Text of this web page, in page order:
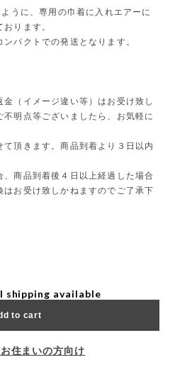
うに、専用の巾着に入れエアーに
ります。
パクトでの発送となります。
（イメージ違い等）はお受け致し
明点等ございましたら、お気軽に
頂きます。商品到着より３日以内
商品到着後４日以上経過した場合
お受け致しかねますのでご了承下
available
to cart
住まいの方向け